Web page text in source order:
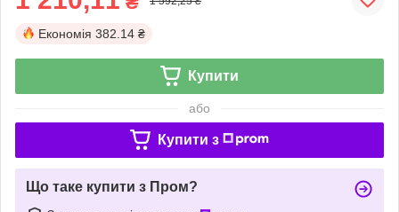
Економія 382.14 ₴
Купити
або
Купити з
Що таке купити з Пром?